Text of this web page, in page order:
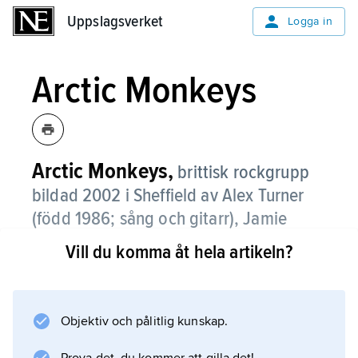
Uppslagsverket Logga in
Arctic Monkeys
Arctic Monkeys, brittisk rockgrupp
bildad 2002 i Sheffield av Alex Turner
(född 1986; sång och gitarr), Jamie
Cook (född 1985
; gitarr), Andy
Nicholson (bas) och Matt Helders (född
Arctic Monkeys nådde från 2003 ut till en stor
Vill du komma åt hela artikeln?
Objektiv och pålitlig kunskap.